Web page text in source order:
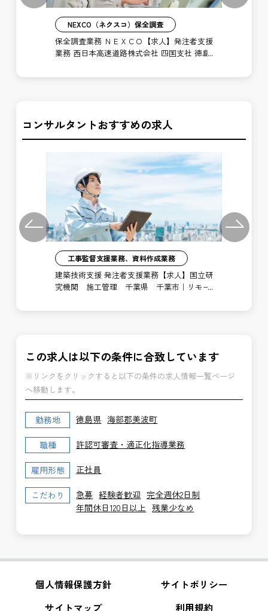
NEXCO（ネクスコ）保全調査
保全調査業務 ＮＥＸＣＯ【求人】発注者支援
業務 西日本高速道路株式会社 四国支社 徳島
コンサルタントおすすめの求人
Previous
工事監督支援業務、資料作成業務
建築技術支援 発注者支援業務【求人】国立研
究機関 施工管理 千葉県 千葉市｜リモー
Next
この求人は以下の条件に合致しています
※リンクをクリックすると以下の条件の求人情報一覧ページ
へ移動します。
勤務地 徳島県 海部郡美波町
職種 許認可審査・適正化指導業務
雇用形態 正社員
こだわり 急募 経験者歓迎 完全週休2日制
年間休日120日以上 残業少なめ
個人情報保護方針
サイトポリシー
サイトマップ
利用規約